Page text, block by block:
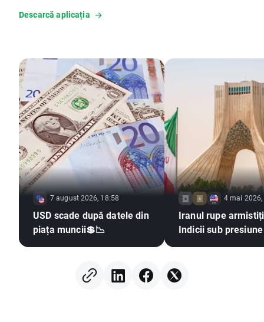
Descarcă aplicația
7 august 2026, 18:58
USD scade după datele din
piața muncii💲📉
4 mai
Iranul rupe
Indicii sub presiune